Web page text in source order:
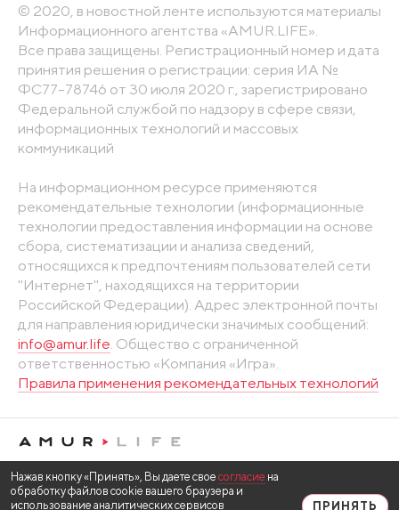
© 2020, в новостной ленте используются материалы
Информационного агентства «AMUR.LIFE».
Все права защищены. Регистрационный номер и дата
принятия решения о регистрации: серия ИА №
ФС77-78746 от 30 июля 2020 г., зарегистрировано
Федеральной службой по надзору в сфере связи,
информационных технологий и массовых
коммуникаций
На информационном ресурсе применяются
рекомендательные технологии (информационные
технологии предоставления информации на основе
сбора, систематизации и анализа сведений,
относящихся к предпочтениям пользователей сети
"Интернет", находящихся на территории
Российской Федерации). Адрес электронной почты
для направления юридически значимых сообщений:
info@amur.life . Общество с ограниченной
ответственностью «Компания «Игра».
Правила применения рекомендательных технологий
Нажав кнопку «Принять», Вы даете свое согласие на
обработку файлов cookie вашего браузера и
использование аналитических сервисов
ПРИНЯТЬ